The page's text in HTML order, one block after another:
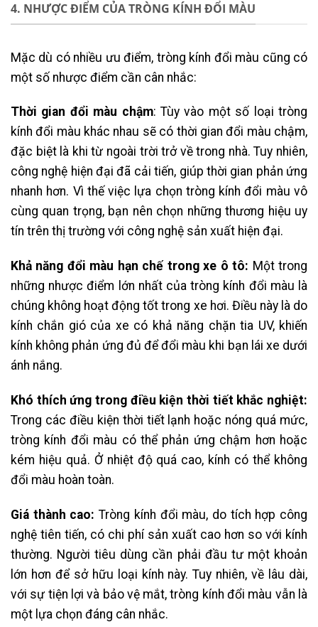
4. NHƯỢC ĐIỂM CỦA TRÒNG KÍNH ĐỔI MÀU
Mặc dù có nhiều ưu điểm, tròng kính đổi màu cũng có
một số nhược điểm cần cân nhắc:
Thời gian đổi màu chậm: Tùy vào một số loại tròng
kính đổi màu khác nhau sẽ có thời gian đổi màu chậm,
đặc biệt là khi từ ngoài trời trở về trong nhà. Tuy nhiên,
công nghệ hiện đại đã cải tiến, giúp thời gian phản ứng
nhanh hơn. Vì thế việc lựa chọn tròng kính đổi màu vô
cùng quan trọng, bạn nên chọn những thương hiệu uy
tín trên thị trường với công nghệ sản xuất hiện đại.
Khả năng đổi màu hạn chế trong xe ô tô: Một trong
những nhược điểm lớn nhất của tròng kính đổi màu là
chúng không hoạt động tốt trong xe hơi. Điều này là do
kính chắn gió của xe có khả năng chặn tia UV, khiến
kính không phản ứng đủ để đổi màu khi bạn lái xe dưới
ánh nắng.
Khó thích ứng trong điều kiện thời tiết khắc nghiệt:
Trong các điều kiện thời tiết lạnh hoặc nóng quá mức,
tròng kính đổi màu có thể phản ứng chậm hơn hoặc
kém hiệu quả. Ở nhiệt độ quá cao, kính có thể không
đổi màu hoàn toàn.
Giá thành cao: Tròng kính đổi màu, do tích hợp công
nghệ tiên tiến, có chi phí sản xuất cao hơn so với kính
thường. Người tiêu dùng cần phải đầu tư một khoản
lớn hơn để sở hữu loại kính này. Tuy nhiên, về lâu dài,
với sự tiện lợi và bảo vệ mắt, tròng kính đổi màu vẫn là
một lựa chọn đáng cân nhắc.